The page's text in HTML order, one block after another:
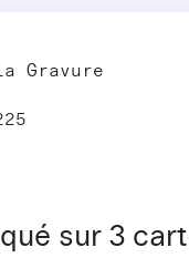
Gravure
sur 3